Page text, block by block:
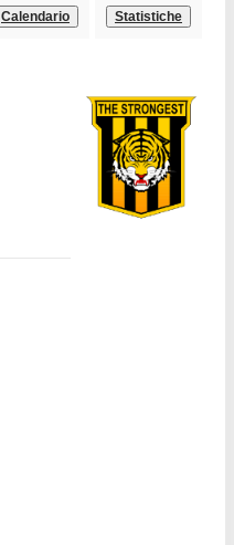
Calendario Statistiche